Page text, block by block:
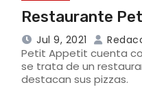
Restaurante
Jul 9, 2021
Petit Appetit cuenta
se trata de un
destacan sus pizzas.